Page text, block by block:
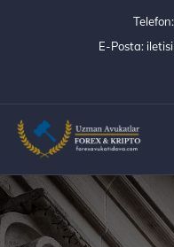
Telefon:
E-Posta: